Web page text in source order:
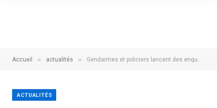
Accueil » actualités » Gendarmes et policiers lancent des enquêtes de satisfaction
ACTUALITÉS